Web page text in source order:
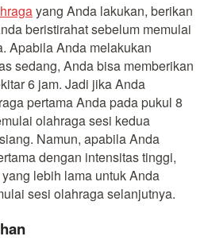
yang Anda lakukan, berikan
beristirahat sebelum memulai
Apabila Anda melakukan
sedang, Anda bisa memberikan
6 jam. Jadi jika Anda
pertama Anda pada pukul 8
olahraga sesi kedua
Namun, apabila Anda
dengan intensitas tinggi,
lebih lama untuk Anda
sesi olahraga selanjutnya.